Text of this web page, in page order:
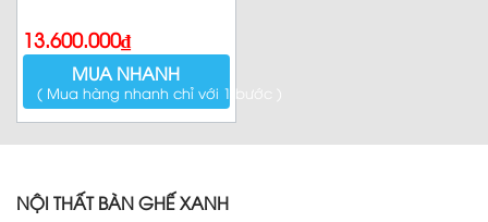
13.600.000₫
MUA NHANH
( Mua hàng nhanh chỉ với 1 bước )
NỘI THẤT BÀN GHẾ XANH